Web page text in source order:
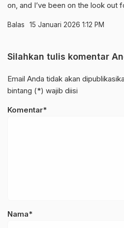
on, and I’ve been on the look out
Balas 15 Januari 2026 1:12 PM
Silahkan tulis komentar
Email Anda tidak akan
bintang (*) wajib diisi
Komentar*
Nama*